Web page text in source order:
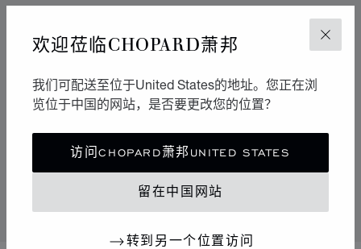
关闭
欢迎莅临CHOPARD萧邦
我们可配送至位于United States的地址。您正在浏
览位于中国的网站，是否要更改您的位置？
访问CHOPARD萧邦UNITED STATES
留在中国网站
转到另一个位置访问
SIGNATURE手镯